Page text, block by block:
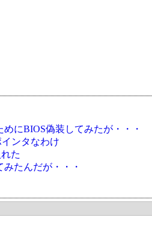
にBIOS偽装してみたが・・・
ンタなわけ
た
たんだが・・・